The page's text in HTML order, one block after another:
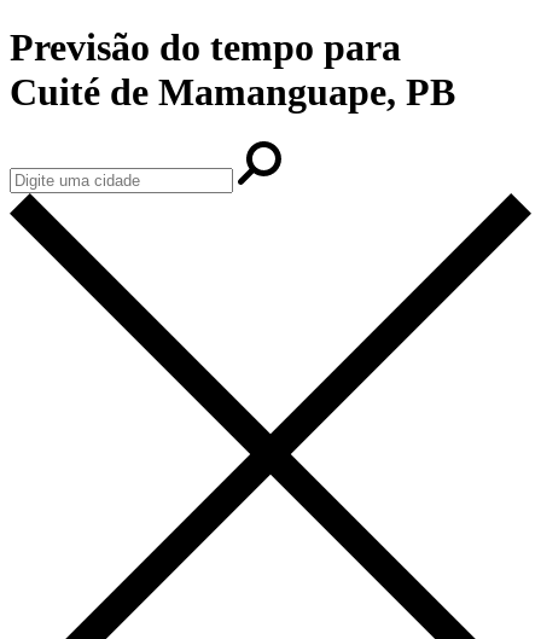
Previsão do tempo para
Cuité de Mamanguape, PB